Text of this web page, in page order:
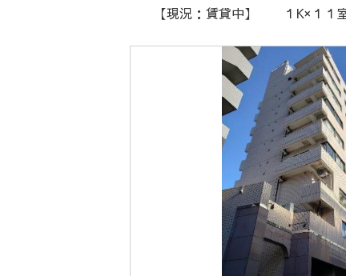
【現況：賃貸中】 １K×１１